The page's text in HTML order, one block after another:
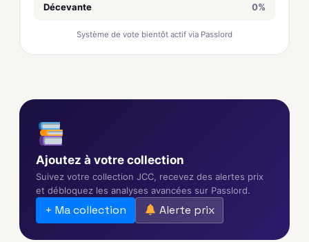
Décevante 0%
Système de vote bientôt actif via Passlord
Ajoutez à votre collection
Suivez votre collection JCC, recevez des alertes prix
et débloquez les analyses avancées sur Passlord.
+ Ma collection Alerte prix